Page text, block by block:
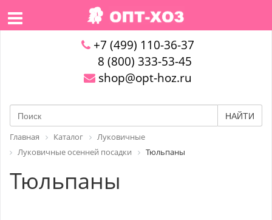
+7 (499) 110-36-37
8 (800) 333-53-45
shop@opt-hoz.ru
НАЙТИ
Главная Каталог
Луковичные
Луковичные осенней посадки
Тюльпаны
Тюльпаны